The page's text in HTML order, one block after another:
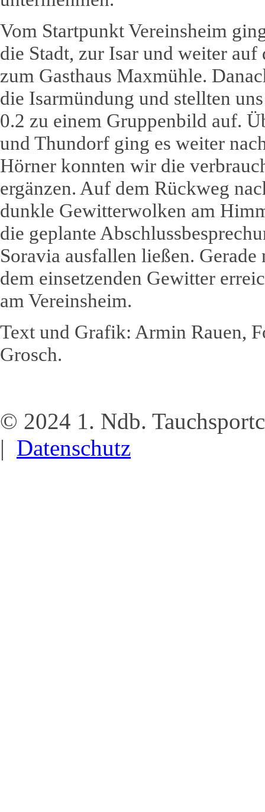
Vom Startpunkt Vereinsheim
die Stadt, zur Isar und weiter auf
zum Gasthaus Maxmühle.
die Isarmündung und stellten
0.2 zu einem Gruppenbild auf.
und Thundorf ging es weiter
Hörner konnten wir die
ergänzen. Auf dem Rückweg
dunkle Gewitterwolken am
die geplante
Soravia ausfallen ließen.
dem einsetzenden Gewitter
am Vereinsheim.
Text und Grafik: Armin Rauen,
Grosch.
© 2024 1. Ndb.
| Datenschutz